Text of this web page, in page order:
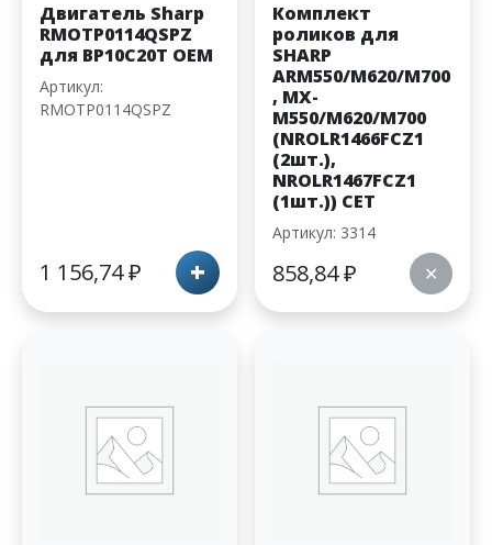
Двигатель Sharp
RMOTP0114QSPZ
для BP10C20T OEM
Артикул:
RMOTP0114QSPZ
1 156,74₽ +
Комплект
роликов для
SHARP
ARM550/M620/M700
, MX-
M550/M620/M700
(NROLR1466FCZ1
(2шт.),
NROLR1467FCZ1
(1шт.)) CET
Артикул: 3314
858,84₽ ✕